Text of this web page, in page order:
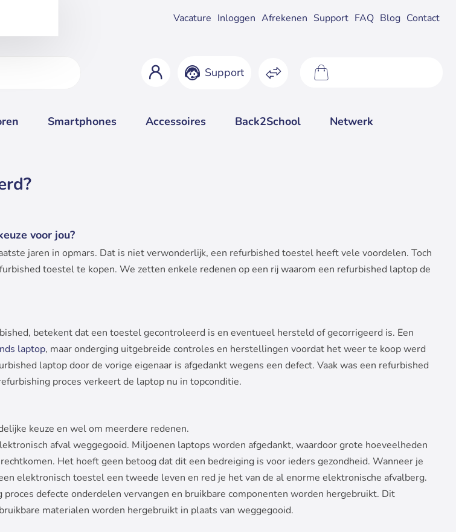
Vacature Inloggen Afrekenen Support FAQ Blog Contact
Support
Smartphones Accessoires Back2School Netwerk
voor jou?
jaren in opmars. Dat is niet verwonderlijk, een refurbished toestel heeft vele voordelen. Toch
toestel te kopen. We zetten enkele redenen op een rij waarom een refurbished laptop de
betekent dat een toestel gecontroleerd is en eventueel hersteld of gecorrigeerd is. Een
laptop, maar onderging uitgebreide controles en herstellingen voordat het weer te koop werd
laptop door de vorige eigenaar is afgedankt wegens een defect. Vaak was een refurbished
proces verkeert de laptop nu in topconditie.
keuze en wel om meerdere redenen.
afval weggegooid. Miljoenen laptops worden afgedankt, waardoor grote hoeveelheden
Het hoeft geen betoog dat dit een bedreiging is voor ieders gezondheid. Wanneer je
elektronisch toestel een tweede leven en red je het van de al enorme elektronische afvalberg.
defecte onderdelen vervangen en bruikbare componenten worden hergebruikt. Dit
materialen worden hergebruikt in plaats van weggegooid.